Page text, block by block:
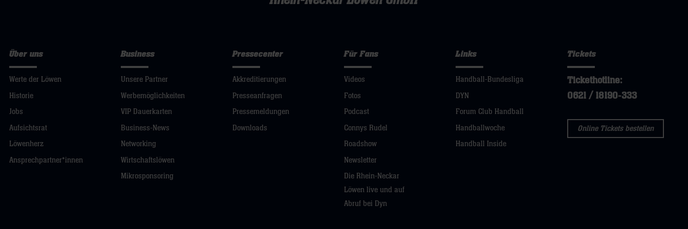
Über uns
Werte der Löwen
Historie
Jobs
Aufsichtsrat
Löwenherz
Ansprechpartner*innen
Business
Unsere Partner
Werbemöglichkeiten
VIP Dauerkarten
Business-News
Networking
Wirtschaftslöwen
Mikrosponsoring
Pressecenter
Akkreditierungen
Presseanfragen
Pressemeldungen
Downloads
Für Fans
Videos
Fotos
Podcast
Connys Rudel
Roadshow
Newsletter
Die Rhein-Neckar
Löwen live und auf
Abruf bei Dyn
Links
Handball-Bundesliga
DYN
Forum Club Handball
Handballwoche
Handball Inside
Tickets
Tickethotline:
0621 / 18190-333
Online Tickets bestellen